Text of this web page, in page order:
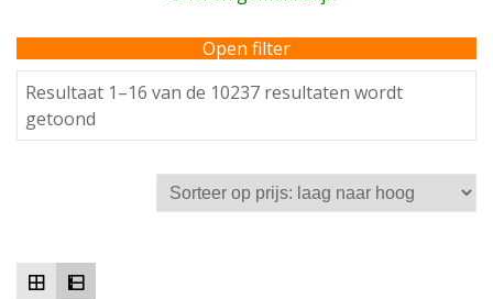
Open filter
Resultaat 1–16 van de 10237 resultaten wordt
getoond
op